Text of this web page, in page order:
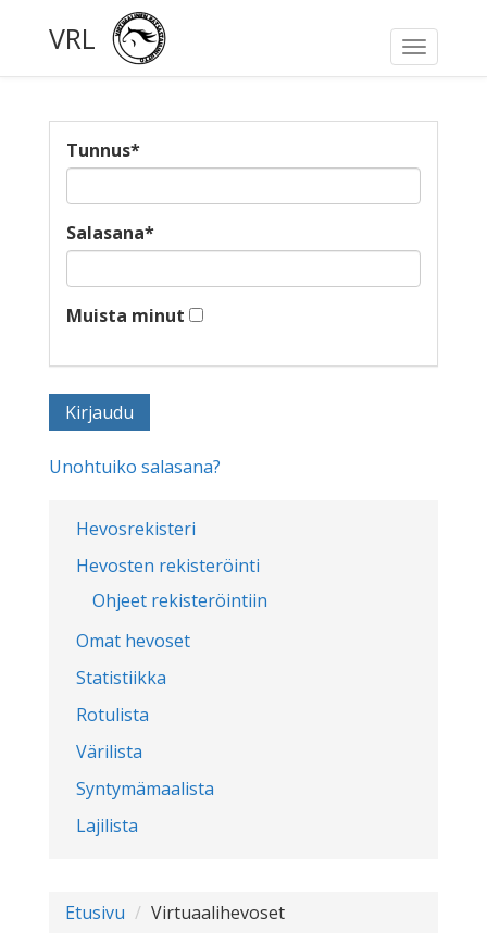
Toggle
VRL
Hevosrekisteri
Hevosten rekisteröinti
Ohjeet rekisteröintiin
Omat hevoset
Statistiikka
Rotulista
Värilista
Syntymämaalista
Lajilista
Tunnus*
Salasana*
Muista minut
Unohtuiko salasana?
Etusivu Virtuaalihevoset